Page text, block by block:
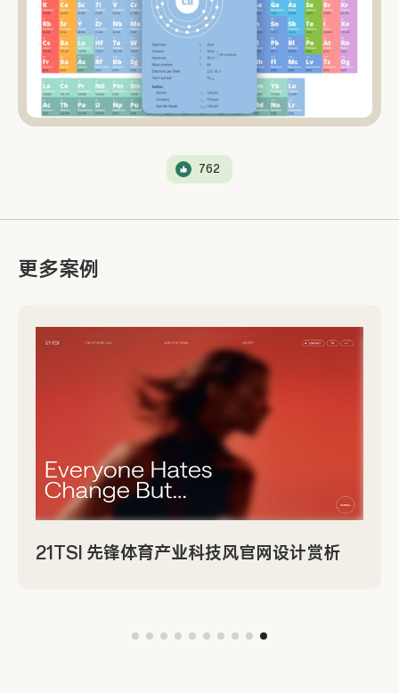
762
更多案例
21TSI 先锋体育产业科技风官网设计赏析